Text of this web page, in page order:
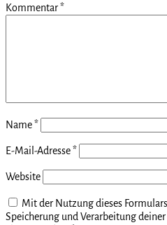
Kommentar*
Name*
E-Mail-Adresse*
Website
Mit der Nutzung dieses
Speicherung und Verarbeitung